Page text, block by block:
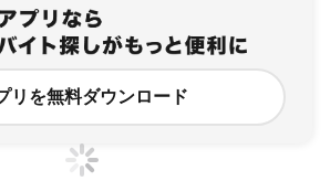
リを無料ダウンロード